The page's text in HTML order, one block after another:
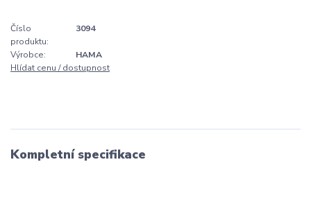
Číslo
produktu:
3094
Výrobce:
HAMA
Hlídat cenu / dostupnost
Kompletní specifikace